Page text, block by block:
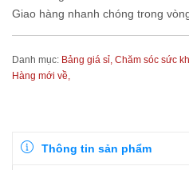
Giao hàng nhanh chóng trong
Danh mục: Bảng giá sỉ, Chăm sóc sức
Hàng mới về,
Thông tin sản phẩm